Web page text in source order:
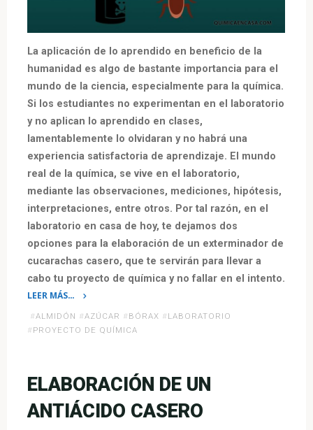
La aplicación de lo aprendido en beneficio de la
humanidad es algo de bastante importancia para el
mundo de la ciencia, especialmente para la química.
Si los estudiantes no experimentan en el laboratorio
y no aplican lo aprendido en clases,
lamentablemente lo olvidaran y no habrá una
experiencia satisfactoria de aprendizaje. El mundo
real de la química, se vive en el laboratorio,
mediante las observaciones, mediciones, hipótesis,
interpretaciones, entre otros. Por tal razón, en el
laboratorio en casa de hoy, te dejamos dos
opciones para la elaboración de un exterminador de
cucarachas casero, que te servirán para llevar a
cabo tu proyecto de química y no fallar en el intento.
LEER MÁS…
«Elaboración
de
de
casero»
#ALMIDÓN #AZÚCAR # BÓRAX # LABORATORIO
# PROYECTO DE QUÍMICA
ELABORACIÓN DE UN
ANTIÁCIDO CASERO